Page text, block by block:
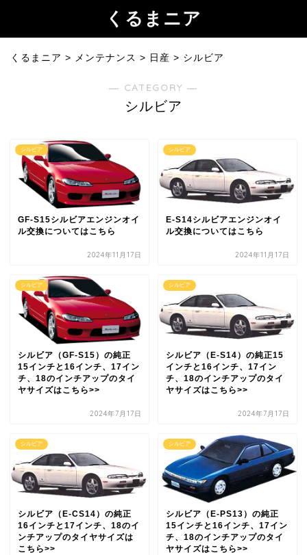
くるまニア
くるまニア > メンテナンス > 日産 > シルビア
― CATEGORY ―
シルビア
シルビア
GF-S15シルビアエンジンオイ
ル交換についてはこちら
2024年11月17日
シルビア
E-S14シルビアエンジンオイ
ル交換についてはこちら
2024年11月17日
シルビア
シルビア（GF-S15）の純正
15インチと16インチ、17イン
チ、18のインチアップのタイ
ヤサイズはこちら>>
2024年7月17日
シルビア
シルビア（E-S14）の純正15
インチと16インチ、17イン
チ、18のインチアップのタイ
ヤサイズはこちら>>
2024年7月17日
シルビア
シルビア（E-CS14）の純正
16インチと17インチ、18のイ
ンチアップのタイヤサイズは
こちら>>
シルビア
シルビア（E-PS13）の純正
15インチと16インチ、17イン
チ、18のインチアップのタイ
ヤサイズはこちら>>